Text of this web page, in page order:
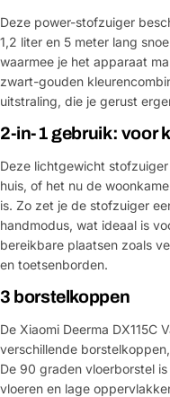
Deze power-stofzuiger
1,2 liter en 5 meter lang
waarmee je het apparaat
zwart-gouden
uitstraling, die je gerust
2-in-1 gebruik: voor
Deze lichtgewicht
huis, of het nu de
is. Zo zet je de stofzuiger
handmodus, wat ideaal is
bereikbare plaatsen zoals
en toetsenborden.
3 borstelkoppen
De Xiaomi Deerma DX115C
verschillende
De 90 graden vloerborstel
vloeren en lage